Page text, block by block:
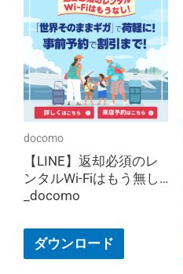
docomo
【LINE】返却必須のレ
ンタルWi-Fiはもう無し
_docomo
ダウンロード